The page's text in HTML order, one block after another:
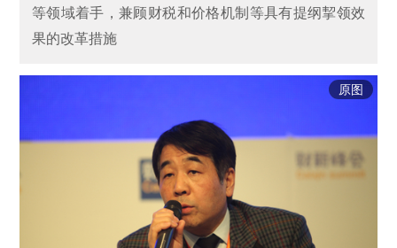
等领域着手，兼顾财税和价格机制等具有提纲挈领效
果的改革措施
原图